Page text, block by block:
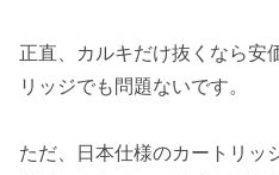
正直、カルキだけ抜くなら安
リッジでも問題ないです。
ただ、日本仕様のカートリッ